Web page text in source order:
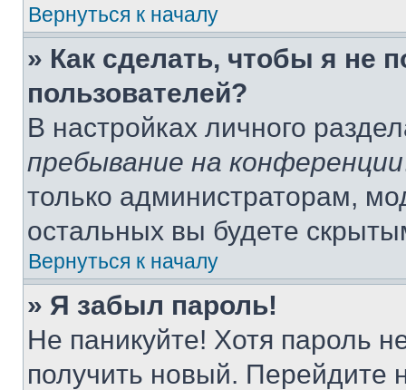
Вернуться к началу
» Как сделать, чтобы я не
пользователей?
В настройках личного
пребывание на конференции
только администраторам,
остальных вы будете
Вернуться к началу
» Я забыл пароль!
Не паникуйте! Хотя пароль
получить новый. Перейдите